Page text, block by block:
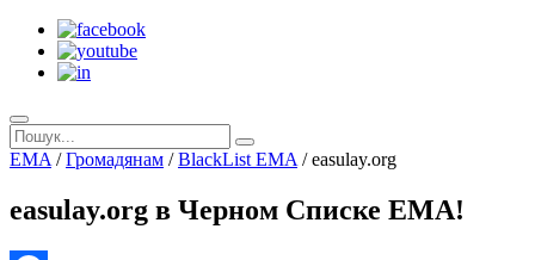
EMA /Громадянам /BlackList EMA /easulay.org
easulay.org в Черном Списке ЕМА!